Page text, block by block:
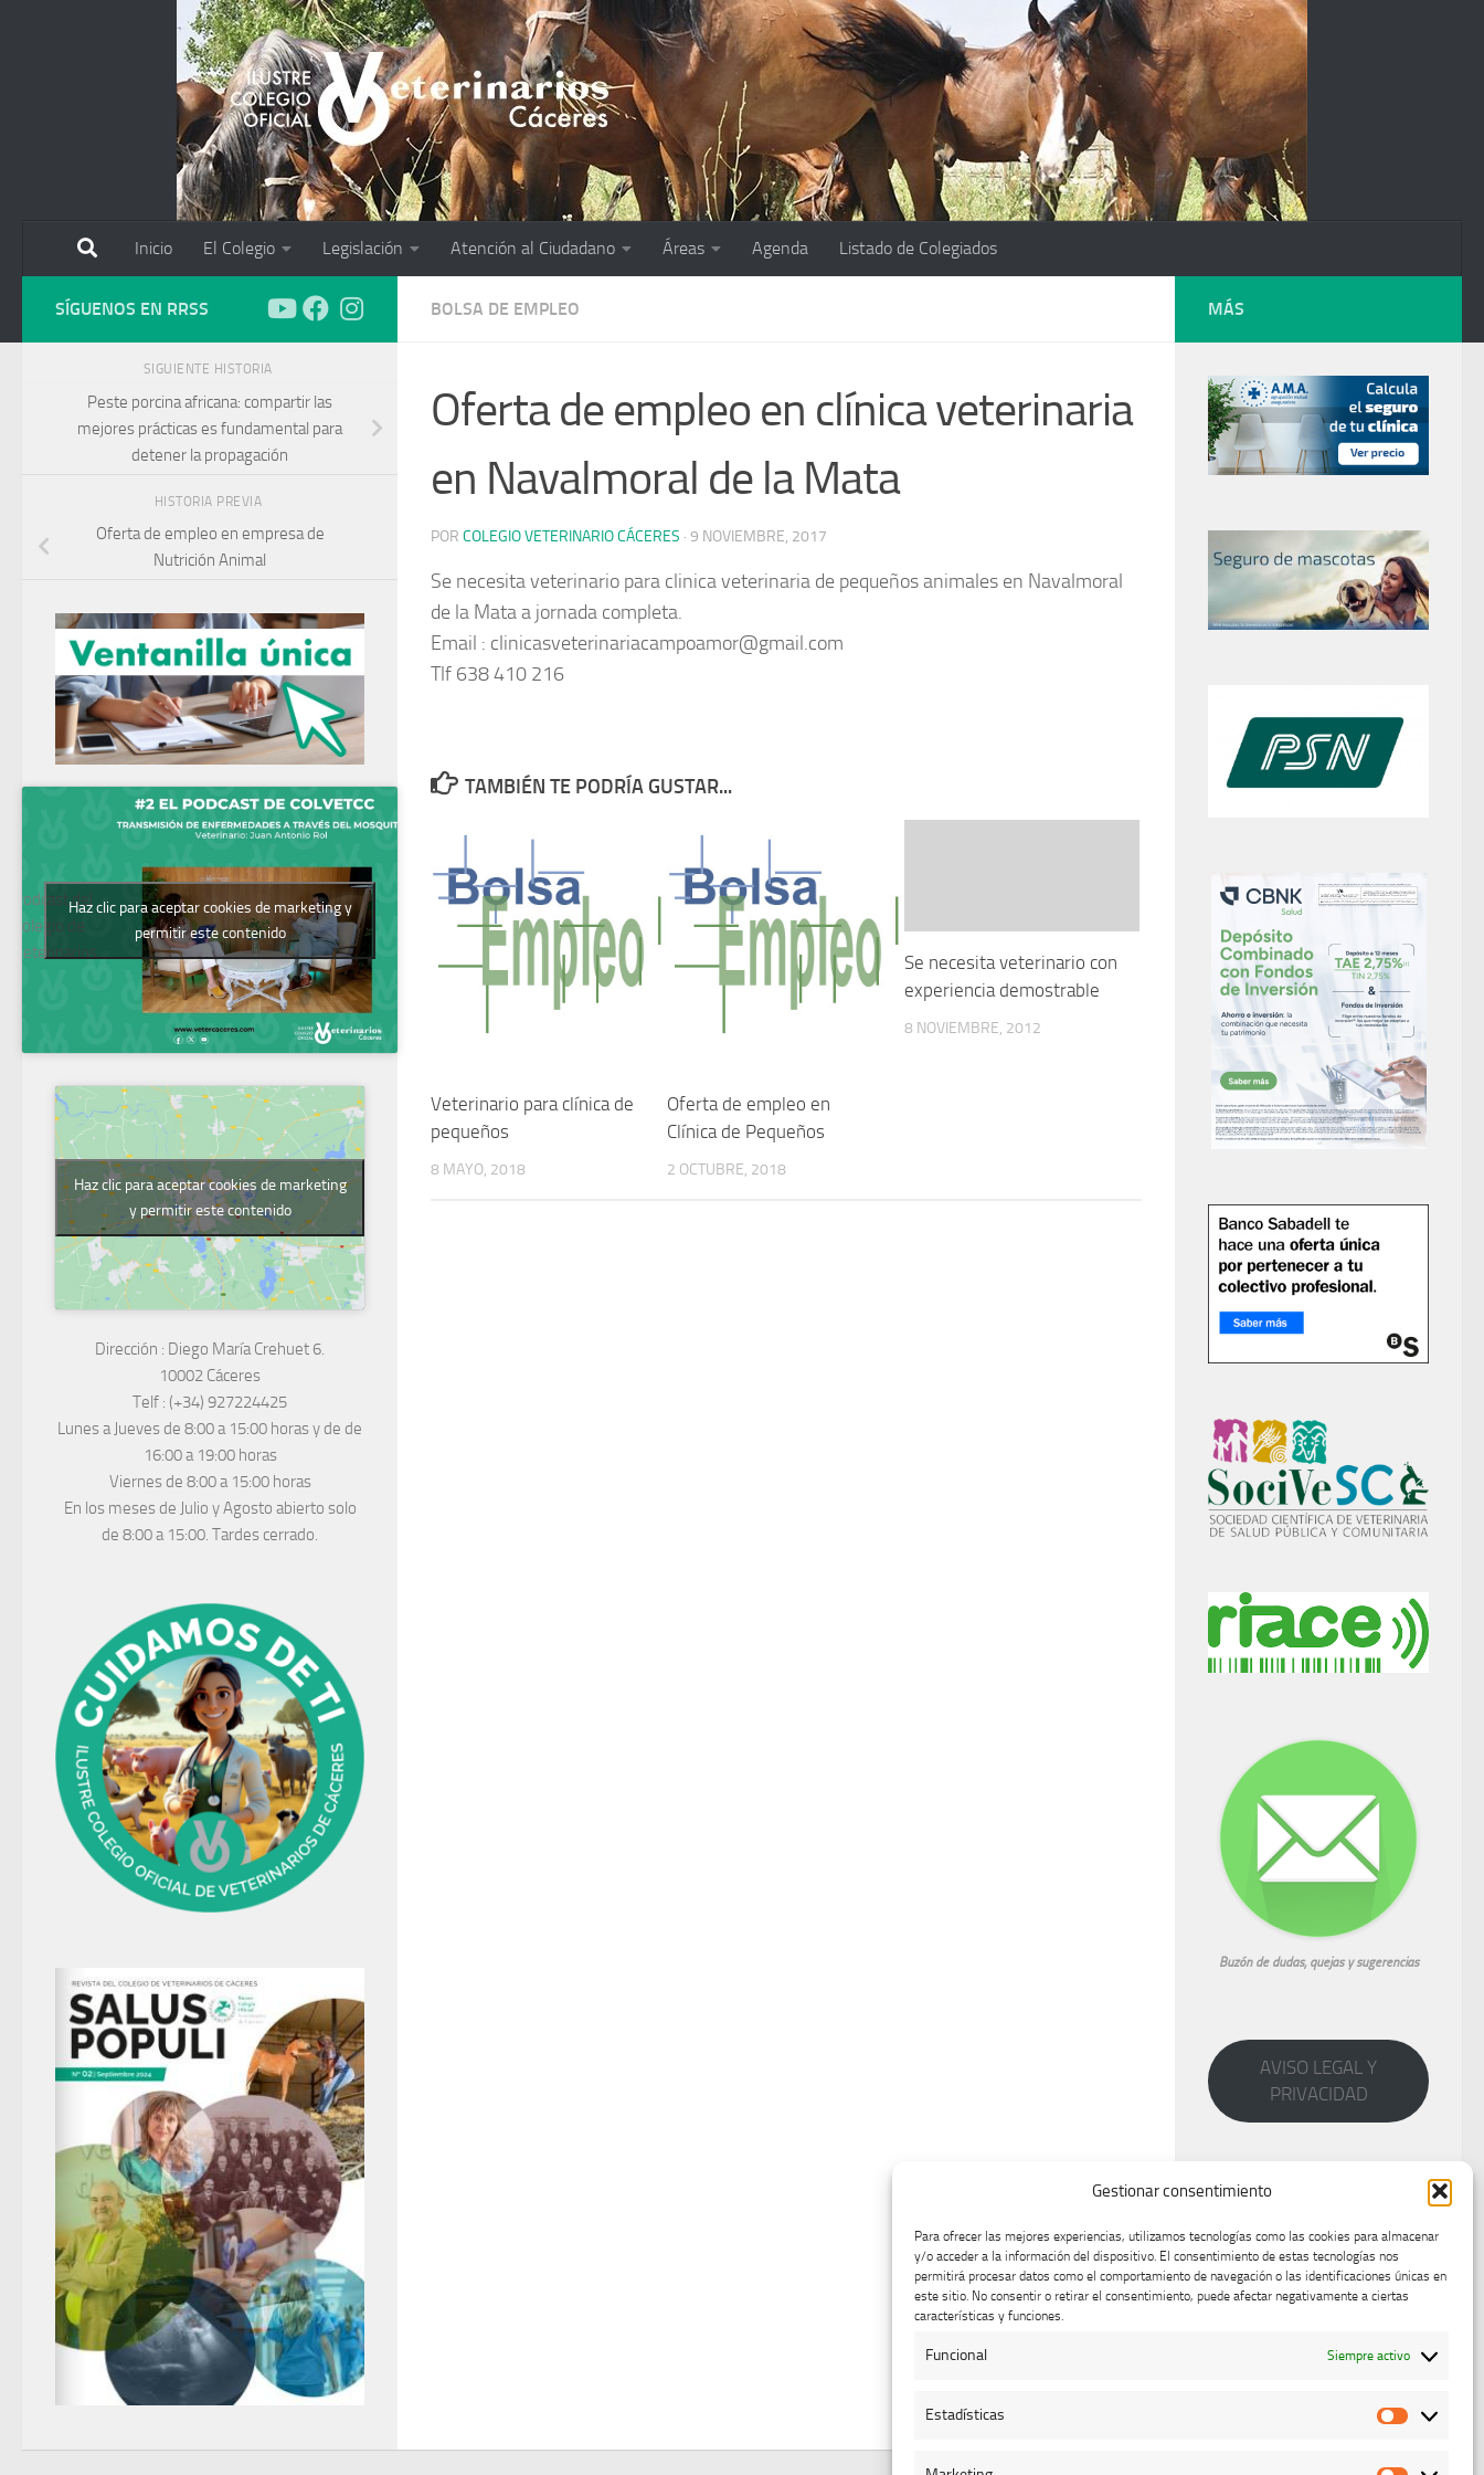
Gestionar consentimiento
Para ofrecer las mejores experiencias, utilizamos tecnologías como las cookies para almacenar
y/o acceder a la información del dispositivo. El consentimiento de estas tecnologías nos
permitirá procesar datos como el comportamiento de navegación o las identificaciones únicas en
este sitio. No consentir o retirar el consentimiento, puede afectar negativamente a ciertas
características y funciones.
Funcional Siempre activo
Estadísticas
Inicio El Colegio Legislación Atención al Ciudadano Áreas Agenda Listado de Colegiados
BOLSA DE EMPLEO
Oferta de empleo en clínica veterinaria
en Navalmoral de la Mata
POR COLEGIO VETERINARIO CÁCERES · 9 NOVIEMBRE, 2017
Se necesita veterinario para clinica veterinaria de pequeños animales en Navalmoral
de la Mata a jornada completa.
Email : clinicasveterinariacampoamor@gmail.com
Tlf 638 410 216
TAMBIÉN TE PODRÍA GUSTAR...
Veterinario para clínica de
pequeños
8 MAYO, 2018
Oferta de empleo en
Clínica de Pequeños
2 OCTUBRE, 2018
Se necesita veterinario con
experiencia demostrable
8 NOVIEMBRE, 2012
SÍGUENOS EN RRSS
SIGUIENTE HISTORIA
Peste porcina africana: compartir las
mejores prácticas es fundamental para
detener la propagación
HISTORIA PREVIA
Oferta de empleo en empresa de
Nutrición Animal
Podcast del
Colegio de
Veterinarios
Haz clic para aceptar cookies de marketing y
permitir este contenido
Haz clic para aceptar cookies de marketing
y permitir este contenido
Dirección : Diego María Crehuet 6.
10002 Cáceres
Telf : (+34) 927224425
Lunes a Jueves de 8:00 a 15:00 horas y de de
16:00 a 19:00 horas
Viernes de 8:00 a 15:00 horas
En los meses de Julio y Agosto abierto solo
de 8:00 a 15:00. Tardes cerrado.
MÁS
Buzón de dudas, quejas y sugerencias
AVISO LEGAL Y
PRIVACIDAD